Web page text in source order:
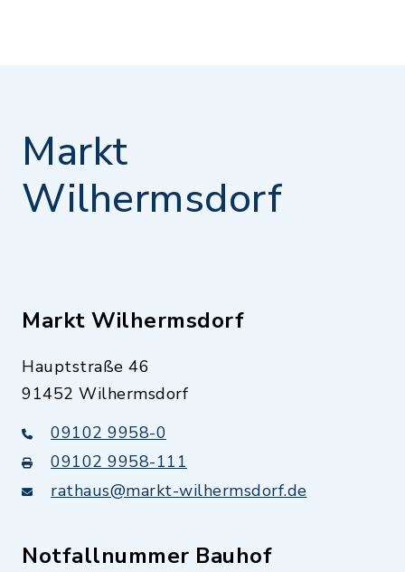
Markt
Wilhermsdorf
Markt Wilhermsdorf
Hauptstraße 46
91452 Wilhermsdorf
09102 9958-0
09102 9958-111
rathaus@markt-wilhermsdorf.de
Notfallnummer Bauhof